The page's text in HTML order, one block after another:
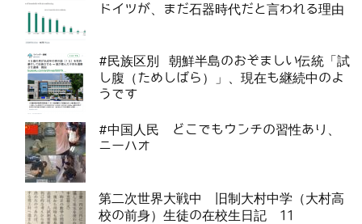
ドイツが、まだ石器時代だと言われる理由
#民族区別 朝鮮半島のおぞましい伝統「試
し腹（ためしばら）」、現在も継続中のよ
うです
#中国人民 どこでもウンチの習性あり、
ニーハオ
第二次世界大戦中 旧制大村中学（大村高
校の前身）生徒の在校生日記 11